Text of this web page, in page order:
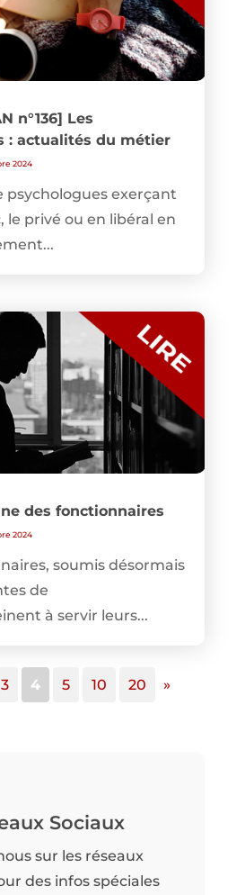
n°136] Les
: actualités du métier
2024
psychologues exerçant
le privé ou en libéral en
des fonctionnaires
2024
soumis désormais
de
à servir leurs...
3 4 5 10 20 »
Sociaux
sur les réseaux
des infos spéciales